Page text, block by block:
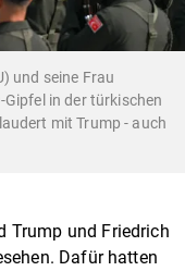
und seine Frau
in der türkischen
mit Trump - auch
Trump und Friedrich
Dafür hatten